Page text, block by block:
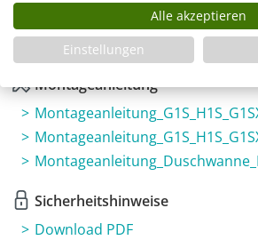
3 Jahre Garantie & Ersatzteilservice
Montageanleitung
Sicherheitshinweise
Download PDF
Alle akzeptieren
Einstellungen